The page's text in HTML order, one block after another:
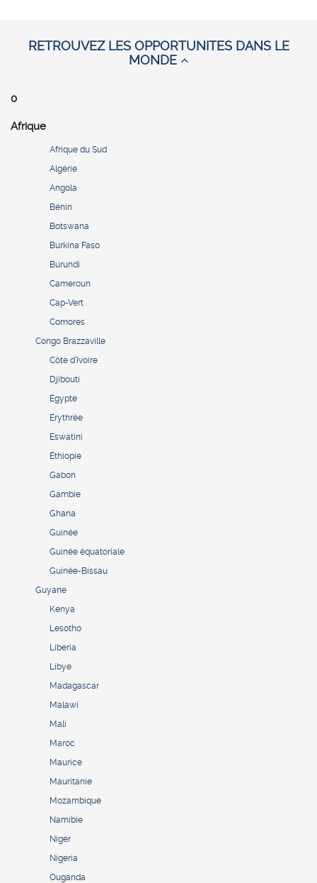
RETROUVEZ LES OPPORTUNITES DANS LE
MONDE
0
Afrique
Afrique du Sud
Algérie
Angola
Bénin
Botswana
Burkina Faso
Burundi
Cameroun
Cap-Vert
Comores
Congo Brazzaville
Côte d’Ivoire
Djibouti
Égypte
Érythrée
Eswatini
Éthiopie
Gabon
Gambie
Ghana
Guinée
Guinée équatoriale
Guinée-Bissau
Guyane
Kenya
Lesotho
Liberia
Libye
Madagascar
Malawi
Mali
Maroc
Maurice
Mauritanie
Mozambique
Namibie
Niger
Nigeria
Ouganda